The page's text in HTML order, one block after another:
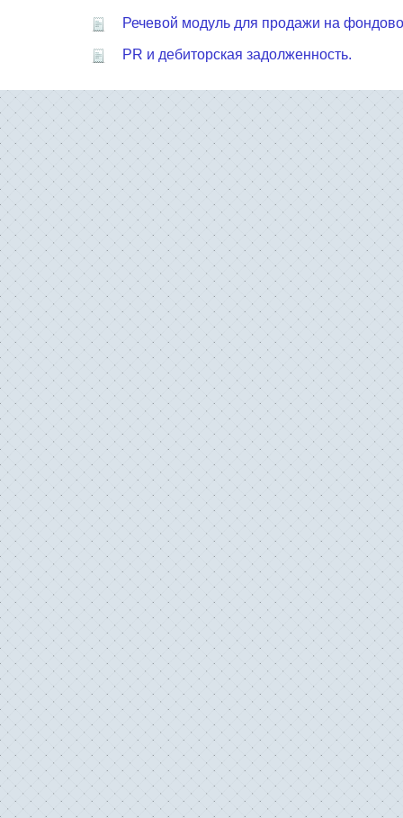
Речевой модуль для продажи на
PR и дебиторская задолженность.